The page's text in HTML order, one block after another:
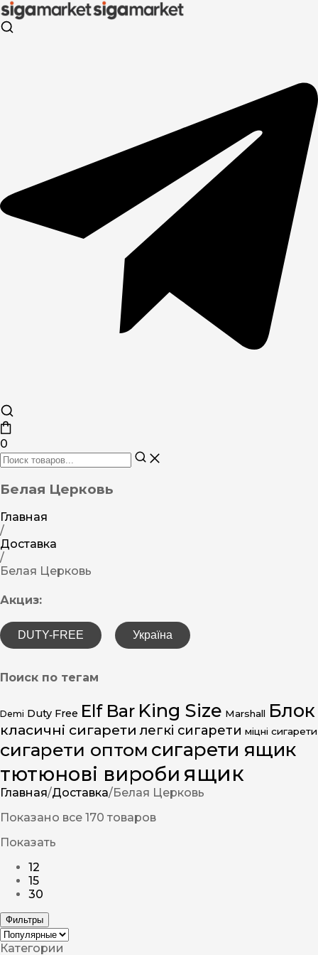
0
Белая Церковь
Главная
/
Доставка
/
Белая Церковь
Акциз:
DUTY-FREE Україна
Поиск по тегам
Demi Duty Free Elf Bar King Size Marshall Блок
класичні сигарети легкі сигарети міцні сигарети
сигарети оптом сигарети ящик
тютюнові вироби ящик
Главная/Доставка/Белая Церковь
Показано все 170 товаров
Показать
12
15
30
Фильтры
Категории